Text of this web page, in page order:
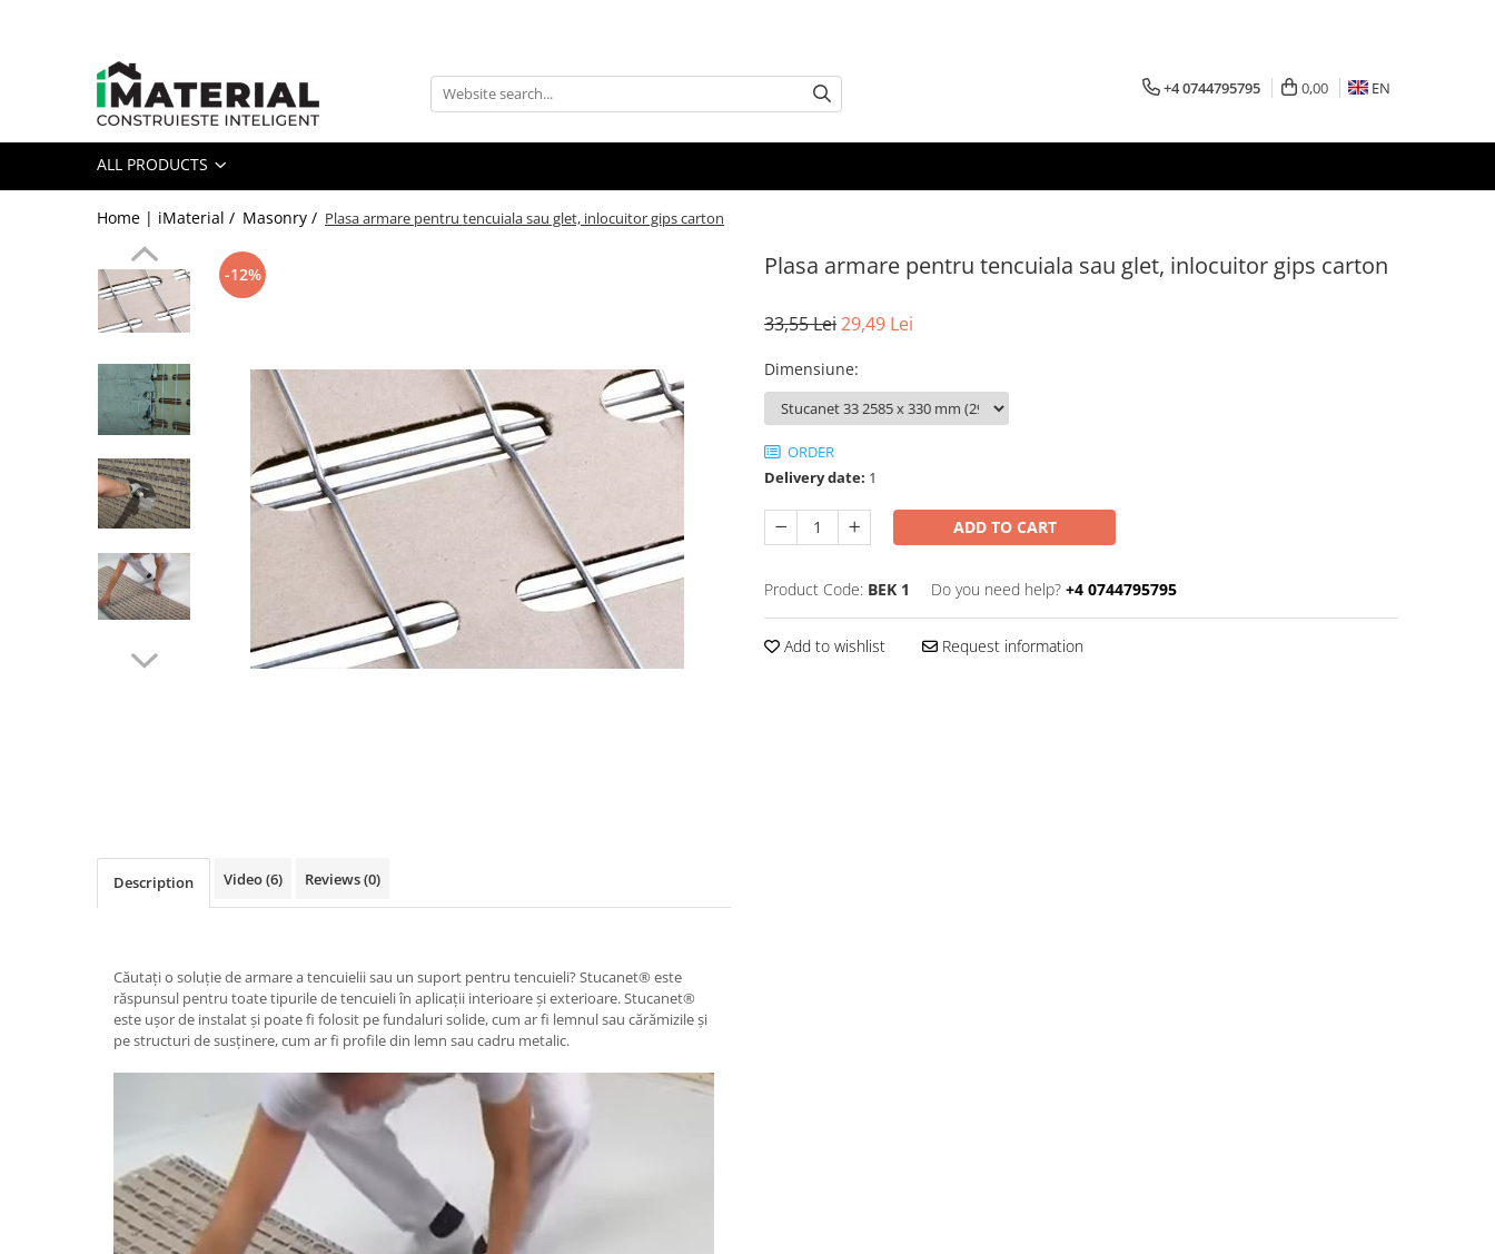
All Products
Foundation
Structure
Doors and windows
installations
House projects
Thermal bridges
Agro & zootehnie
Ventilated fasade
+4 0744795795 0,00 EN
ALL PRODUCTS
Home | iMaterial / Masonry / Plasa armare pentru tencuiala sau glet, inlocuitor gips carton
Plasa armare pentru tencuiala sau glet, inlocuitor gips carton
-12%
33,55 Lei29,49 Lei
Dimensiune:
ORDER
Delivery date: 1
ADD TO CART
Product Code: BEK 1 Do you need help? +4 0744795795
Add to wishlist Request information
Description Video(6) Reviews(0)
Căutați o soluție de armare a tencuielii sau un suport pentru tencuieli? Stucanet® este
răspunsul pentru toate tipurile de tencuieli în aplicații interioare și exterioare. Stucanet®
este ușor de instalat și poate fi folosit pe fundaluri solide, cum ar fi lemnul sau cărămizile și
pe structuri de susținere, cum ar fi profile din lemn sau cadru metalic.